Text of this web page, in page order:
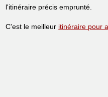
l'itinéraire précis emprunté.
C'est le meilleur itinéraire pour